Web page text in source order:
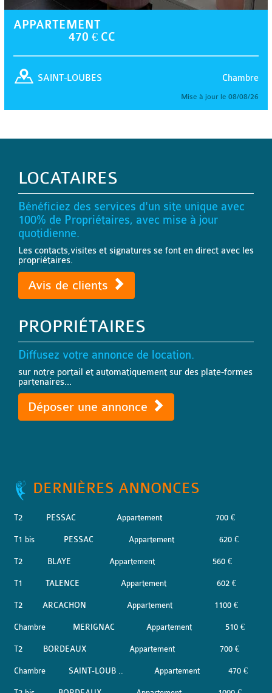
APPARTEMENT
470 € CC
Chambre
SAINT-LOUBES
Mise à jour le 08/08/26
LOCATAIRES
Bénéficiez des services d'un site unique avec
100% de Propriétaires, avec mise à jour
quotidienne.
Les contacts,visites et signatures se font en direct avec les
propriétaires.
Avis de clients
PROPRIÉTAIRES
Diffusez votre annonce de location.
sur notre portail et automatiquement sur des plate-formes
partenaires...
Déposer une annonce
DERNIÈRES ANNONCES
T2 PESSAC Appartement 700 €
T1 bis PESSAC Appartement 620 €
T2 BLAYE Appartement 560 €
T1 TALENCE Appartement 602 €
T2 ARCACHON Appartement 1100 €
Chambre MERIGNAC Appartement 510 €
T2 BORDEAUX Appartement 700 €
Chambre SAINT-LOUB .. Appartement 470 €